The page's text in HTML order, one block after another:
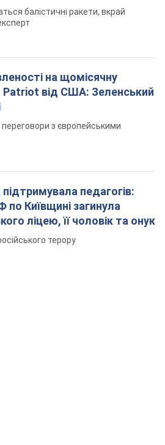
балістичні ракети, вкрай
на щомісячну
Patriot від США: Зеленський
переговори з європейськими
педагогів:
по Київщині загинула
ліцею, її чоловік та онук
терору